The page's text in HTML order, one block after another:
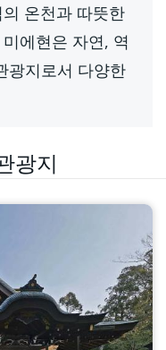
온천과 따뜻한
에현은 자연, 역
광지로서 다양한
광지